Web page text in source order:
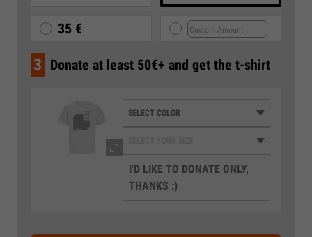
35 €
3 Donate at least 50€+ and get the t-shirt
I'D LIKE TO DONATE ONLY,
THANKS :)